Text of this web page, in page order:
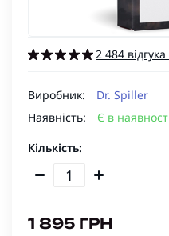
2 484
Виробник:
Dr. Spiller
Наявність:
Є в
1 895 ГРН
Кількість: